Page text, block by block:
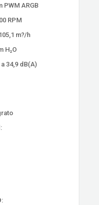
PWM ARGB
RPM
m?/h
H₂O
34,9 dB(A)
:
: